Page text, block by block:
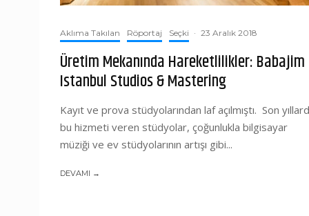
Aklıma Takılan Röportaj Seçki · 23 Aralık 2018
Üretim Mekanında Hareketlilikler: Babajim
Istanbul Studios & Mastering
Kayıt ve prova stüdyolarından laf açılmıştı. Son
bu hizmeti veren stüdyolar, çoğunlukla bilgisayar
müziği ve ev stüdyolarının artışı gibi...
DEVAMI →